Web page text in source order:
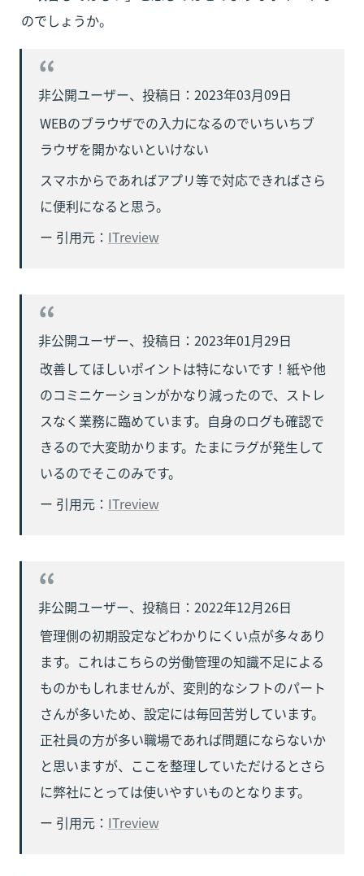
のでしょうか。
WEBのブラウザでの入力になるのでいちいちブ
ラウザを開かないといけない
スマホからであればアプリ等で対応できればさら
に便利になると思う。
ー 引用元： ITreview
改善してほしいポイントは特にないです！紙や他
のコミニケーションがかなり減ったので、ストレ
スなく業務に臨めています。自身のログも確認で
きるので大変助かります。たまにラグが発生して
いるのでそこのみです。
ー 引用元： ITreview
管理側の初期設定などわかりにくい点が多々あり
ます。これはこちらの労働管理の知識不足による
ものかもしれませんが、変則的なシフトのパート
さんが多いため、設定には毎回苦労しています。
正社員の方が多い職場であれば問題にならないか
と思いますが、ここを整理していただけるとさら
に弊社にとっては使いやすいものとなります。
ー 引用元： ITreview